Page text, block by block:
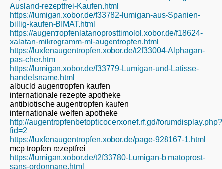
Ausland-rezeptfrei-Kaufen.html
https://lumigan.xobor.de/f33782-lumigan-aus-Spanien-
billig-kaufen-BIMAT.html
https://augentropfenlatanoprosttimolol.xobor.de/f18624-
xalatan-mikrogramm-ml-augentropfen.html
https://luxfenaugentropfen.xobor.de/t2f33004-Alphagan-
pas-cher.html
https://lumigan.xobor.de/f33779-Lumigan-und-Latisse-
handelsname.html
albucid augentropfen kaufen
internationale rezepte apotheke
antibiotische augentropfen kaufen
internationale welfen apotheke
http://augentropfenbetopticoderxonef.rf.gd/forumdisplay.php?
fid=2
https://luxfenaugentropfen.xobor.de/page-928167-1.html
mcp tropfen rezeptfrei
https://lumigan.xobor.de/t2f33780-Lumigan-bimatoprost-
sans-ordonnane.html